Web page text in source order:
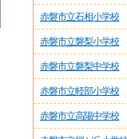
赤磐市立石相小学校
赤磐市立磐梨小学校
赤磐市立磐梨中学校
赤磐市立軽部小学校
赤磐市立高陽中学校